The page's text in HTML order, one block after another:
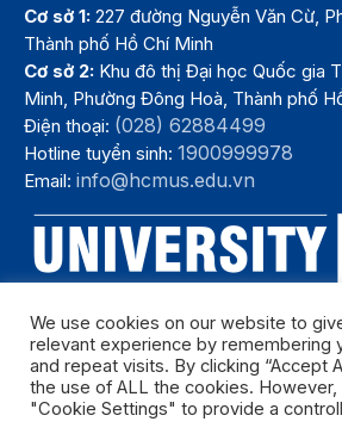
Cơ sở 1: 227 đường Nguyễn Văn Cừ,
Thành phố Hồ Chí Minh
Cơ sở 2: Khu đô thị Đại học Quốc gia
Minh, Phường Đông Hoà, Thành phố
Điện thoại: (028) 62884499
Hotline tuyển sinh:1900999978
Email:info@hcmus.edu.vn
We use cookies on our website to
relevant experience by remembering
and repeat visits. By clicking “Accept
the use of ALL the cookies. However,
"Cookie Settings" to provide a